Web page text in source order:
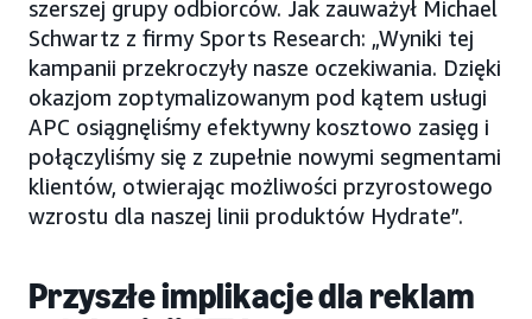
szerszej grupy odbiorców. Jak zauważył Michael
Schwartz z firmy Sports Research: „Wyniki tej
kampanii przekroczyły nasze oczekiwania. Dzięki
okazjom zoptymalizowanym pod kątem usługi
APC osiągnęliśmy efektywny kosztowo zasięg i
połączyliśmy się z zupełnie nowymi segmentami
klientów, otwierając możliwości przyrostowego
wzrostu dla naszej linii produktów Hydrate”.
Przyszłe implikacje dla reklam